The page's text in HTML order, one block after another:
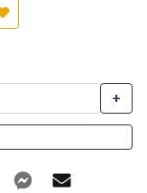
Aggiungi ai preferiti
+
TelegramFacebook